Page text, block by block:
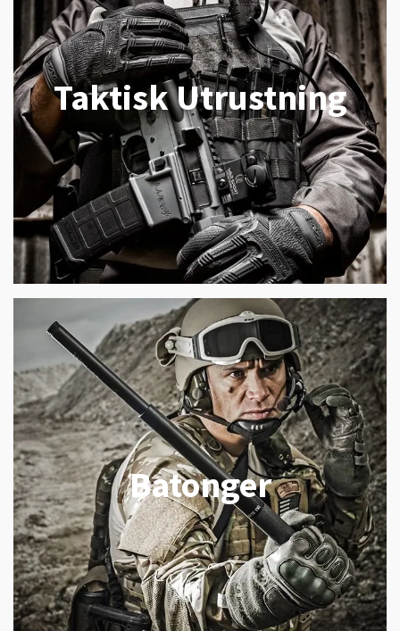
Taktisk Utrustning
Batonger